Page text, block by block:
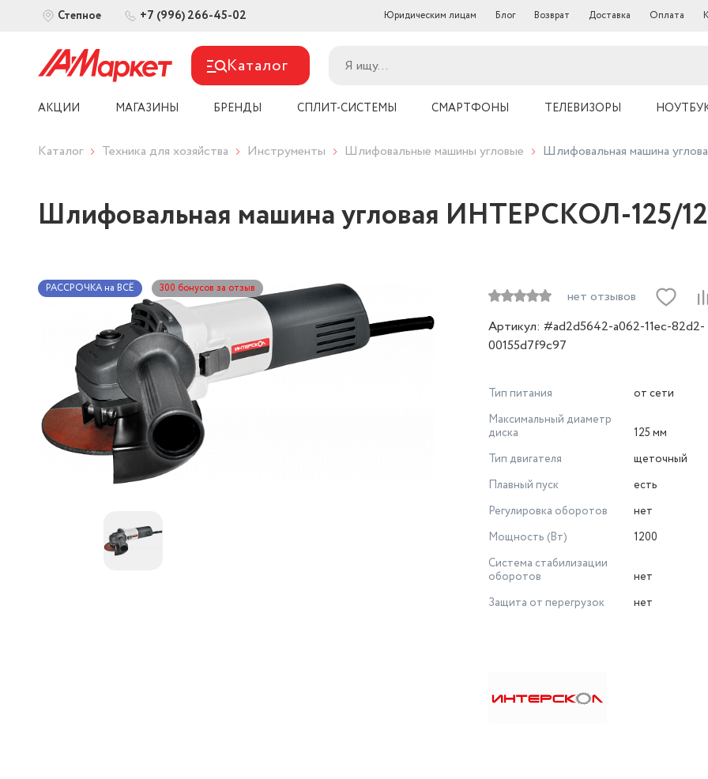
Степное +7 (996) 266-45-02 Юридическим лицам Блог Возврат Доставка Оплата
Каталог
АКЦИИ МАГАЗИНЫ БРЕНДЫ СПЛИТ-СИСТЕМЫ СМАРТФОНЫ ТЕЛЕВИЗОРЫ
Каталог Техника для хозяйства Инструменты Шлифовальные машины угловые Шлифовальная машина
Шлифовальная машина угловая ИНТЕРСКОЛ-125/
РАССРОЧКА на ВСЁ 300 бонусов за отзыв
нет отзывов
Артикул: #ad2d5642-a062-11ec-82d2-
00155d7f9c97
Тип питания
от сети
Максимальный диаметр
диска
125 мм
Тип двигателя
щеточный
Плавный пуск
есть
Регулировка оборотов
нет
Мощность (Вт)
1200
Система стабилизации
оборотов
нет
Защита от перегрузок
нет